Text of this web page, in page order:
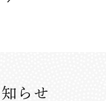
らせ